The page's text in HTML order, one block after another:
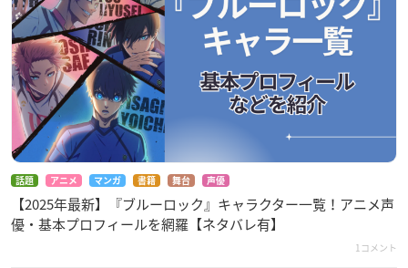
話題 アニメ マンガ 書籍 舞台 声優
【2025年最新】『ブルーロック』キャラクター一覧！アニメ声
優・基本プロフィールを網羅【ネタバレ有】
1コメント